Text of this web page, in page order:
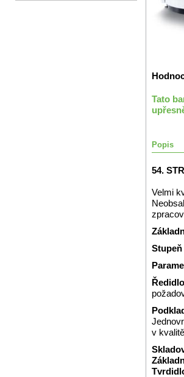
Tato
Popis
54.
Velmi
v